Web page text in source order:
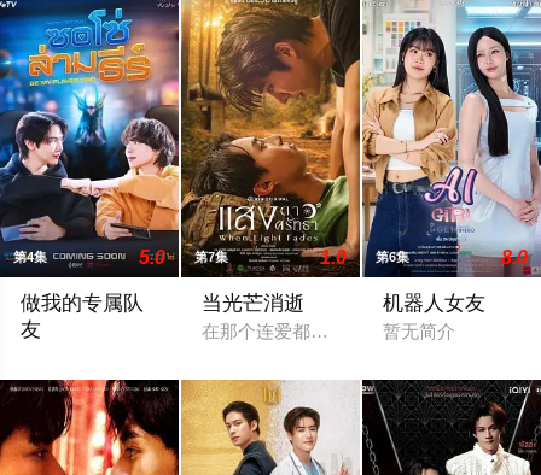
第4集 5.0
做我的专属队
友
第7集 1.0
当光芒消逝
在那个连爱都是罪的年代，他们选择了彼
第6集 8.0
机器人女友
暂无简介